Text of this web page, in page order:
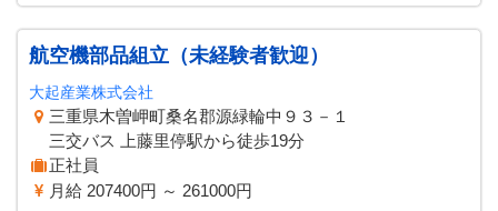
航空機部品組立（未経験者歓迎）
大起産業株式会社
三重県木曽岬町桑名郡源緑輪中９３－１
三交バス 上藤里停駅から徒歩19分
正社員
月給 207400円 ～ 261000円